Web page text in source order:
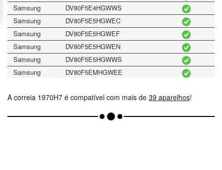
Samsung
DV80F5E4HGWWS
Samsung
DV80F5E5HGWEC
Samsung
DV80F5E5HGWEF
Samsung
DV80F5E5HGWEN
Samsung
DV80F5E5HGWWS
Samsung
DV80F5EMHGWEE
Samsung
DV80K6010
DV80K6010EWEE
DV80M50103XEF
A correia 1970H7 é compatível com mais de 39 aparelhos!